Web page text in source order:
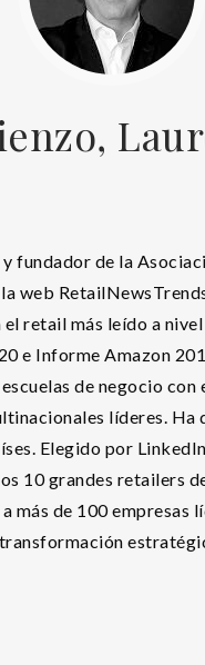
fundador de la
web
retail más leído a
e Informe Amazon
de negocio con
líderes. Ha
Elegido por
10 grandes retailers
más de 100 empresas
transformación